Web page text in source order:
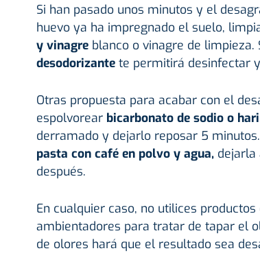
Si han pasado unos minutos y el
huevo ya ha impregnado el suelo,
y vinagreblanco o vinagre de limpieza.
desodorizantete permitirá desinfectar
Otras propuesta para acabar con el
espolvorear bicarbonato de sodio o
derramado y dejarlo reposar 5
pasta con café en polvo y agua,dejarla
después.
En cualquier caso, no utilices
ambientadores para tratar de tapar el
de olores hará que el resultado sea